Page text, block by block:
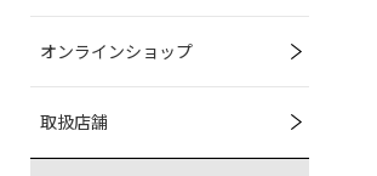
オンラインショップ
取扱店舗